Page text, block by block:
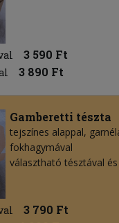
3 590 Ft
3 890 Ft
Gamberetti tészta
tejszínes alappal,
fokhagymával
választható tésztával
3 790 Ft